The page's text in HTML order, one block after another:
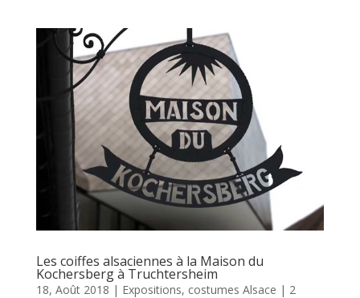
Les coiffes alsaciennes à la Maison du
Kochersberg à Truchtersheim
18, Août 2018 | Expositions, costumes Alsace | 2